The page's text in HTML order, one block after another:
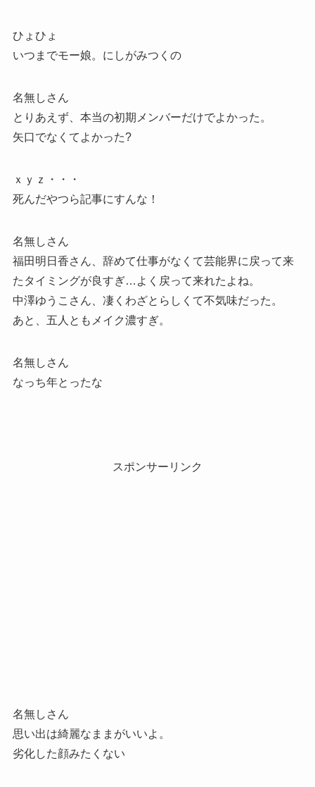
ひょひょ
いつまでモー娘。にしがみつくの
名無しさん
とりあえず、本当の初期メンバーだけでよかった。
矢口でなくてよかった?
ｘｙｚ・・・
死んだやつら記事にすんな！
名無しさん
福田明日香さん、辞めて仕事がなくて芸能界に戻って来
たタイミングが良すぎ…よく戻って来れたよね。
中澤ゆうこさん、凄くわざとらしくて不気味だった。
あと、五人ともメイク濃すぎ。
名無しさん
なっち年とったな
スポンサーリンク
名無しさん
思い出は綺麗なままがいいよ。
劣化した顔みたくない